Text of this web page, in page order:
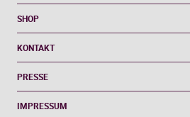
SHOP
KONTAKT
PRESSE
IMPRESSUM